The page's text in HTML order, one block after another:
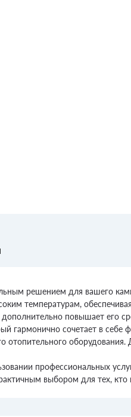
решением для вашего
температурам,
дополнительно повышает его
гармонично сочетает в себе
отопительного
профессиональных
выбором для тех, кто